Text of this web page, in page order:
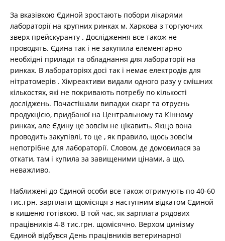
За вказівкою Єдиной зростають побори лікарями
лабораторії на крупних ринках м. Харкова з торгуючих
зверх прейскуранту . Дослідження все також не
проводять. Єдина так і не закупила елементарно
необхідні прилади та обладнання для лабораторії на
ринках. В лабораторіях досі так і немає електродів для
нітратомерів . Хімреактиви видали одного разу у смішних
кількостях, які не покривають потребу по кількості
досліджень. Почастішали випадки скарг та отруєнь
продукцією, придбаної на Центральному та Кінному
ринках, але Єдину це зовсім не цікавить. Якщо вона
проводить закупівлі, то це , як правило, щось зовсім
непотрібне для лабораторії. Словом, де домовилася за
откати, там і купила за завищеними цінами, а що,
неважливо.
Наближені до Єдиной особи все також отримують по 40-60
тис.грн. зарплати щомісяця з наступним відкатом Єдиной
в кишеню готівкою. В той час, як зарплата рядових
працівників 4-8 тис.грн. щомісячно. Верхом цинізму
Єдиной відбувся День працівників ветеринарної